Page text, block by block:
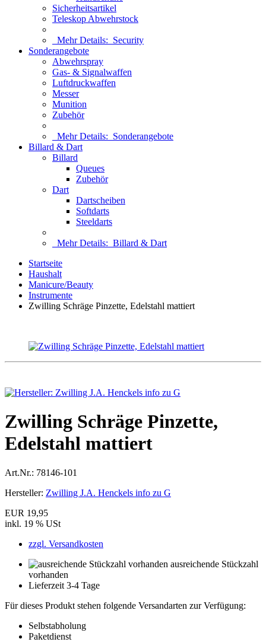
Sicherheitsartikel
Teleskop Abwehrstock
Mehr Details: Security
Sonderangebote
Abwehrspray
Gas- & Signalwaffen
Luftdruckwaffen
Messer
Munition
Zubehör
Mehr Details: Sonderangebote
Billard & Dart
Billard
Queues
Zubehör
Dart
Dartscheiben
Softdarts
Steeldarts
Mehr Details: Billard & Dart
Startseite
Haushalt
Manicure/Beauty
Instrumente
Zwilling Schräge Pinzette, Edelstahl mattiert
Zwilling Schräge Pinzette,
Edelstahl mattiert
Art.Nr.: 78146-101
Hersteller: Zwilling J.A. Henckels info zu G
EUR 19,95
inkl. 19 % USt
zzgl. Versandkosten
ausreichende Stückzahl
vorhanden
Lieferzeit 3-4 Tage
Für dieses Produkt stehen folgende Versandarten zur Verfügung:
Selbstabholung
Paketdienst